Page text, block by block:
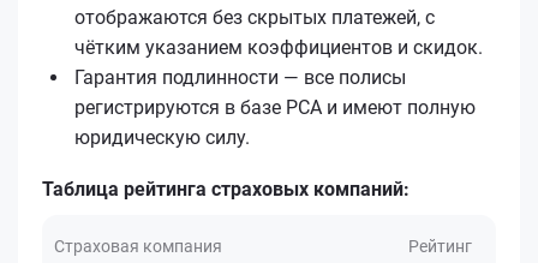
отображаются без скрытых платежей, с
чётким указанием коэффициентов и скидок.
Гарантия подлинности — все полисы
регистрируются в базе РСА и имеют полную
юридическую силу.
Таблица рейтинга страховых компаний:
Страховая компания Рейтинг